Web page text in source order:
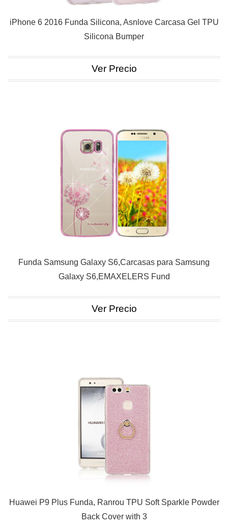
iPhone 6 2016 Funda Silicona, Asnlove Carcasa Gel TPU
Silicona Bumper
Ver Precio
Funda Samsung Galaxy S6,Carcasas para Samsung
Galaxy S6,EMAXELERS Fund
Ver Precio
Huawei P9 Plus Funda, Ranrou TPU Soft Sparkle Powder
Back Cover with 3